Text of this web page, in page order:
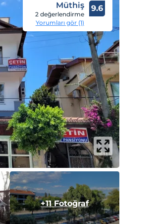
Müthiş
2 değerlendirme
Yorumları gör (1)
9.6
+11 Fotoğraf